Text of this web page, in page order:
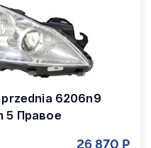
6206n9
5 Правое
26 870 Р